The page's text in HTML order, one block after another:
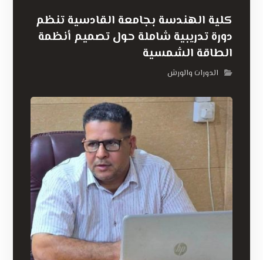
كلية الهندسة بجامعة القادسية تنظم
دورة تدريبية شاملة حول تصميم أنظمة
الطاقة الشمسية
الدورات والورش